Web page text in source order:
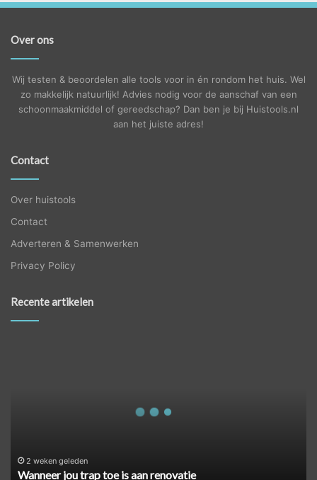
Over ons
Wij testen & beoordelen alle tools voor in én rondom het huis. Wel
zo makkelijk natuurlijk! Advies nodig voor de aanschaf van een
schoonmaakmiddel of gereedschap? Dan ben je bij Huistools.nl
aan het juiste adres!
Contact
Over huistools
Contact
Adverteren & Samenwerken
Privacy Policy
Recente artikelen
2 weken geleden
Wanneer jou trap toe is aan renovatie